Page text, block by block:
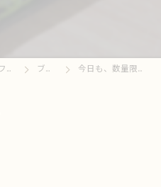
東京都南大塚の居酒屋ならセルフ酒場たむさん ブログ 今日も、数量限定です❣️